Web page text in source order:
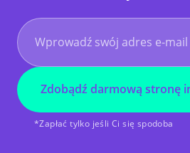
Zdobądź darmową stronę
*Zapłać tylko jeśli Ci się spodoba